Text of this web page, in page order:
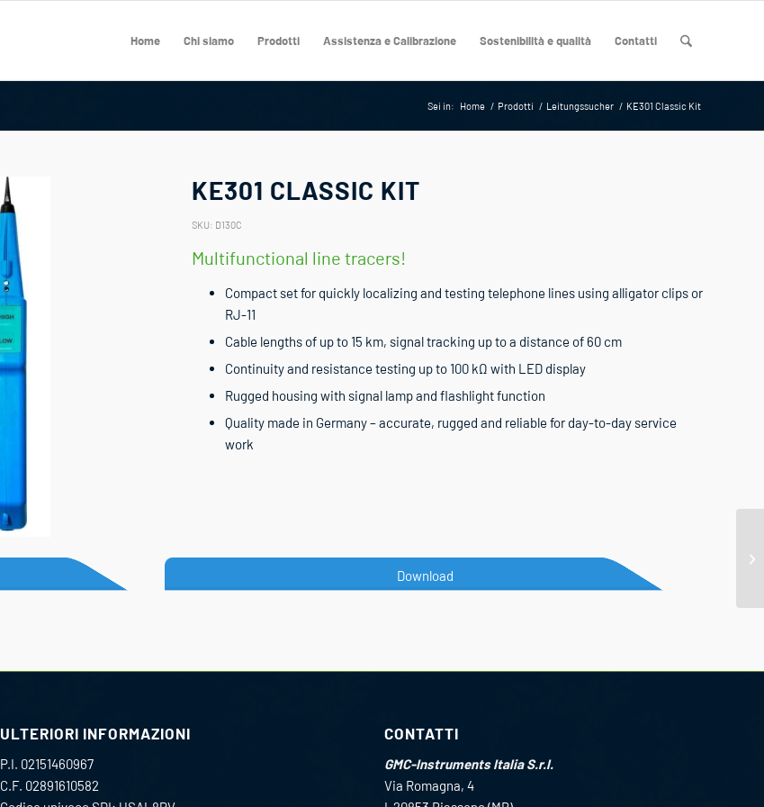
Home Chi siamo Prodotti Assistenza e Calibrazione Sostenibilità e qualità Contatti
Sei in: Home / Prodotti / Leitungssucher / KE301 Classic Kit
KE301 CLASSIC KIT
SKU: D130C
Multifunctional line tracers!
Compact set for quickly localizing and testing telephone lines using alligator clips or
RJ-11
Cable lengths of up to 15 km, signal tracking up to a distance of 60 cm
Continuity and resistance testing up to 100 kΩ with LED display
Rugged housing with signal lamp and flashlight function
Quality made in Germany – accurate, rugged and reliable for day-to-day service
work
Download
ULTERIORI INFORMAZIONI
P.I. 02151460967
C.F. 02891610582
CONTATTI
GMC-Instruments Italia S.r.l.
Via Romagna, 4